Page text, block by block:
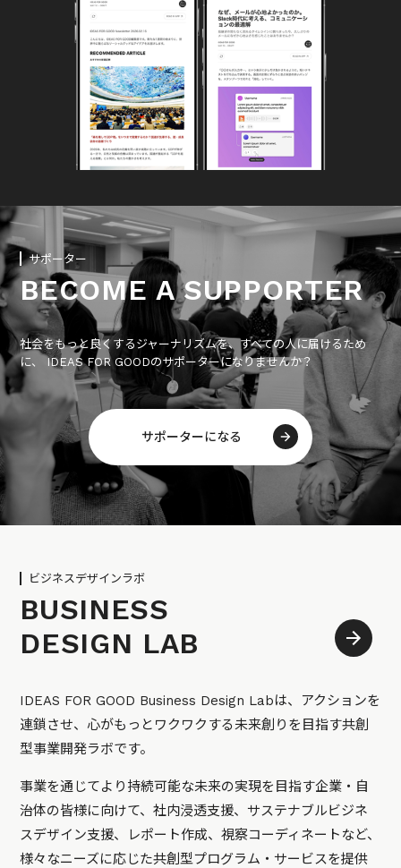
サポーター
BECOME A SUPPORTER
社会をもっと良くするジャーナリズムを、すべての人に届けるため
に、 IDEAS FOR GOODのサポーターになりませんか？
サポーターになる
ビジネスデザインラボ
BUSINESS
DESIGN LAB
IDEAS FOR GOOD Business Design Labは、アクションを
連鎖させ、心がもっとワクワクする未来創りを目指す共創
型事業開発ラボです。
事業を通じてより持続可能な未来の実現を目指す企業・自
治体の皆様に向けて、社内浸透支援、サステナブルビジネ
スデザイン支援、レポート作成、視察コーディネートなど、
様々なニーズに応じた共創型プログラム・サービスを提供